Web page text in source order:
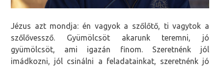
Jézus azt mondja: én vagyok a szőlőtő, ti vagytok a
szőlővessző. Gyümölcsöt akarunk teremni, jó
gyümölcsöt, ami igazán finom. Szeretnénk jól
imádkozni, jól csinálni a feladatainkat, szeretnénk jó